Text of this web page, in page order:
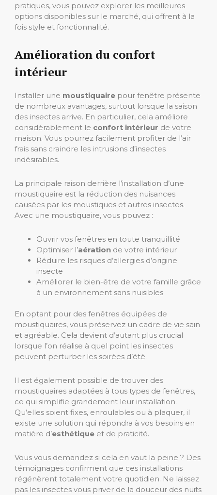
pratiques, vous pouvez explorer les meilleures
options disponibles sur le marché, qui offrent à la
fois style et fonctionnalité.
Amélioration du confort
intérieur
Installer une moustiquaire pour fenêtre présente
de nombreux avantages, surtout lorsque la saison
des insectes arrive. En particulier, cela améliore
considérablement le confort intérieur de votre
maison. Vous pourrez facilement profiter de l’air
frais sans craindre les intrusions d’insectes
indésirables.
La principale raison derrière l’installation d’une
moustiquaire est la réduction des nuisances
causées par les moustiques et autres insectes.
Avec une moustiquaire, vous pouvez :
Ouvrir vos fenêtres en toute tranquillité
Optimiser l’aération de votre intérieur
Réduire les risques d’allergies d’origine
insecte
Améliorer le bien-être de votre famille grâce
à un environnement sans nuisibles
En optant pour des fenêtres équipées de
moustiquaires, vous préservez un cadre de vie sain
et agréable. Cela devient d’autant plus crucial
lorsque l’on réalise à quel point les insectes
peuvent perturber les soirées d’été.
Il est également possible de trouver des
moustiquaires adaptées à tous types de fenêtres,
ce qui simplifie grandement leur installation.
Qu’elles soient fixes, enroulables ou à plaquer, il
existe une solution qui répondra à vos besoins en
matière d’esthétique et de praticité.
Vous vous demandez si cela en vaut la peine ? Des
témoignages confirment que ces installations
régénèrent totalement votre quotidien. Ne laissez
pas les insectes vous priver de la douceur des nuits